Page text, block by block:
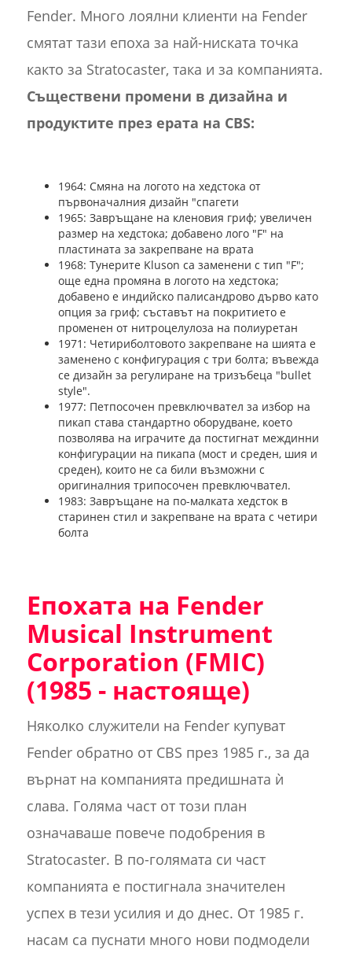
Fender. Много лоялни клиенти на Fender
смятат тази епоха за най-ниската точка
както за Stratocaster, така и за компанията.
Съществени промени в дизайна и
продуктите през ерата на CBS:
1964: Смяна на логото на хедстока от
първоначалния дизайн "спагети
1965: Завръщане на кленовия гриф; увеличен
размер на хедстока; добавено лого "F" на
пластината за закрепване на врата
1968: Тунерите Kluson са заменени с тип "F";
още една промяна в логото на хедстока;
добавено е индийско палисандрово дърво като
опция за гриф; съставът на покритието е
променен от нитроцелулоза на полиуретан
1971: Четириболтовото закрепване на шията е
заменено с конфигурация с три болта; въвежда
се дизайн за регулиране на тризъбеца "bullet
style".
1977: Петпосочен превключвател за избор на
пикап става стандартно оборудване, което
позволява на играчите да постигнат междинни
конфигурации на пикапа (мост и среден, шия и
среден), които не са били възможни с
оригиналния трипосочен превключвател.
1983: Завръщане на по-малката хедсток в
старинен стил и закрепване на врата с четири
болта
Епохата на Fender
Musical Instrument
Corporation (FMIC)
(1985 - настояще)
Няколко служители на Fender купуват
Fender обратно от CBS през 1985 г., за да
върнат на компанията предишната ѝ
слава. Голяма част от този план
означаваше повече подобрения в
Stratocaster. В по-голямата си част
компанията е постигнала значителен
успех в тези усилия и до днес. От 1985 г.
насам са пуснати много нови подмодели